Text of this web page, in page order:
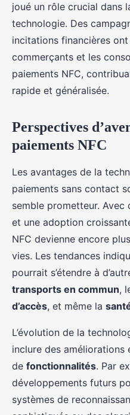
joué un rôle crucial dans
technologie. Des
incitations financières
commerçants et les
paiements NFC,
rapide et généralisée.
Perspectives
paiements NFC
Les avantages de la
paiements sans contact
semble prometteur.
et une adoption
NFC devienne encore
vies. Les tendances
pourrait s’étendre à
transports en commun,
d’accès, et même la
L’évolution de la
inclure des améliorations
de fonctionnalités. Par
développements futurs
systèmes de